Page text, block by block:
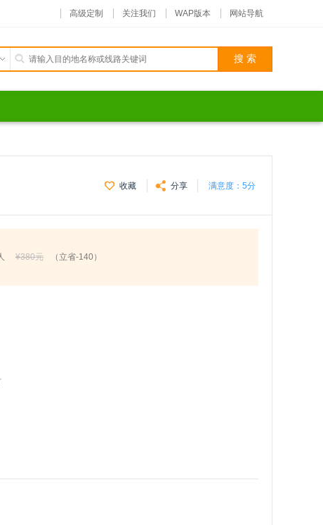
高级定制 关注我们 WAP版本 网站导航
收藏 分享 满意度： 5分
¥380元 （立省-140）